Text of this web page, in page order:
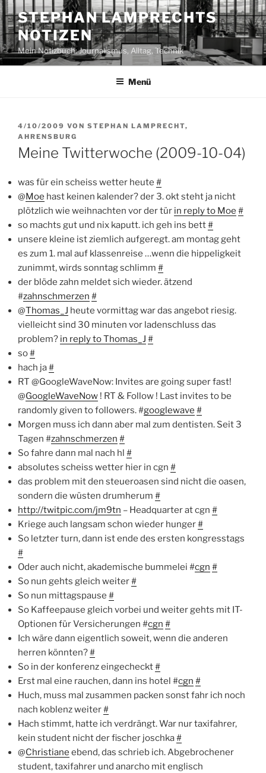
Zum
Inhalt
springen
STEPHAN LAMPRECHTS
NOTIZEN
Mein Notizbuch: Journalismus, Alltag, Technik
Menü
VERÖFFENTLICHT
AM
4/10/2009 VON STEPHAN LAMPRECHT,
AHRENSBURG
Meine Twitterwoche (2009-10-04)
was für ein scheiss wetter heute #
@Moe hast keinen kalender? der 3. okt steht ja nicht
plötzlich wie weihnachten vor der tür in reply to Moe #
so machts gut und nix kaputt. ich geh ins bett#
unsere kleine ist ziemlich aufgeregt. am montag geht
es zum 1. mal auf klassenreise …wenn die hippeligkeit
zunimmt, wirds sonntag schlimm #
der blöde zahn meldet sich wieder. ätzend
#zahnschmerzen #
@Thomas_J heute vormittag war das angebot riesig.
vielleicht sind 30 minuten vor ladenschluss das
problem? in reply to Thomas_J #
so#
hach ja#
RT @GoogleWaveNow: Invites are going super fast!
@GoogleWaveNow ! RT & Follow ! Last invites to be
randomly given to followers. #googlewave #
Morgen muss ich dann aber mal zum dentisten. Seit 3
Tagen #zahnschmerzen #
So fahre dann mal nach hl #
absolutes scheiss wetter hier in cgn #
das problem mit den steueroasen sind nicht die oasen,
sondern die wüsten drumherum #
http://twitpic.com/jm9tn – Headquarter at cgn #
Kriege auch langsam schon wieder hunger#
So letzter turn, dann ist ende des ersten kongresstags
#
Oder auch nicht, akademische bummelei #cgn #
So nun gehts gleich weiter#
So nun mittagspause #
So Kaffeepause gleich vorbei und weiter gehts mit IT-
Optionen für Versicherungen #cgn #
Ich wäre dann eigentlich soweit, wenn die anderen
herren könnten?#
So in der konferenz eingecheckt#
Erst mal eine rauchen, dann ins hotel #cgn #
Huch, muss mal zusammen packen sonst fahr ich noch
nach koblenz weiter#
Hach stimmt, hatte ich verdrängt. War nur taxifahrer,
kein student nicht der fischer joschka#
@Christiane ebend, das schrieb ich. Abgebrochener
student, taxifahrer und anarcho mit englisch